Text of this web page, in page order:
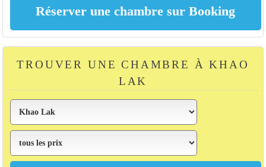
TROUVER UNE CHAMBRE À KHAO
LAK